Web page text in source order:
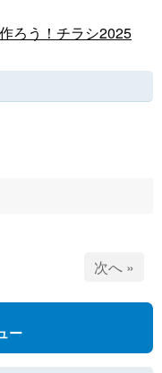
ろう！チラシ2025
次へ »
ー